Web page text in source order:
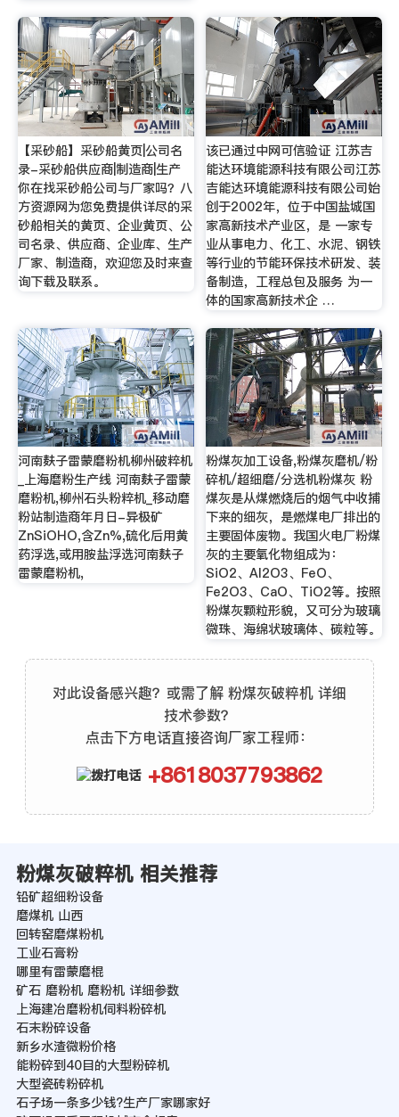
【采砂船】采砂船黄页|公司名
录-采砂船供应商|制造商|生产
你在找采砂船公司与厂家吗？八
方资源网为您免费提供详尽的采
砂船相关的黄页、企业黄页、公
司名录、供应商、企业库、生产
厂家、制造商，欢迎您及时来查
询下载及联系。
该已通过中网可信验证 江苏吉
能达环境能源科技有限公司江苏
吉能达环境能源科技有限公司始
创于2002年，位于中国盐城国
家高新技术产业区，是 一家专
业从事电力、化工、水泥、钢铁
等行业的节能环保技术硏发、装
备制造，工程总包及服务 为一
体的国家高新技术企 …
河南麸子雷蒙磨粉机柳州破粹机
_上海磨粉生产线 河南麸子雷蒙
磨粉机,柳州石头粉粹机_移动磨
粉站制造商年月日-异极矿
ZnSiOHO,含Zn%,硫化后用黄
药浮选,或用胺盐浮选河南麸子
雷蒙磨粉机,
粉煤灰加工设备,粉煤灰磨机/粉
碎机/超细磨/分选机粉煤灰 粉
煤灰是从煤燃烧后的烟气中收捕
下来的细灰，是燃煤电厂排出的
主要固体废物。我国火电厂粉煤
灰的主要氧化物组成为：
SiO2、Al2O3、FeO、
Fe2O3、CaO、TiO2等。按照
粉煤灰颗粒形貌，又可分为玻璃
微珠、海绵状玻璃体、碳粒等。
对此设备感兴趣？或需了解 粉煤灰破粹机 详细
技术参数？
点击下方电话直接咨询厂家工程师：
+8618037793862
粉煤灰破粹机 相关推荐
铅矿超细粉设备
磨煤机 山西
回转窑磨煤粉机
工业石膏粉
哪里有雷蒙磨棍
矿石 磨粉机 磨粉机 详细参数
上海建冶磨粉机伺料粉碎机
石末粉碎设备
新乡水渣微粉价格
能粉碎到40目的大型粉碎机
大型瓷砖粉碎机
石子场一条多少钱?生产厂家哪家好